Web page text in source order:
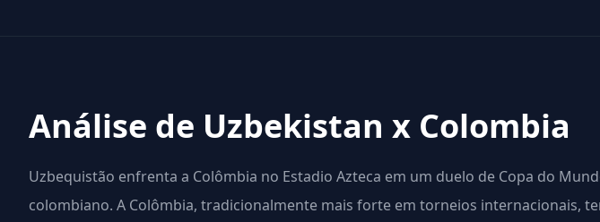
Análise de Uzbekistan x Colombia
Uzbequistão enfrenta a Colômbia no Estadio Azteca em um duelo de Copa do
colombiano. A Colômbia, tradicionalmente mais forte em torneios internacionais,